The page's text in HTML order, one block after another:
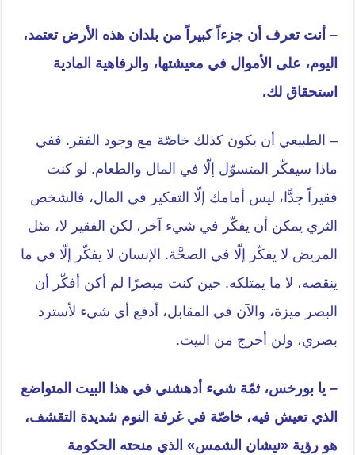
– أنت تعرف أن جزءاً كبيراً من بلدان هذه الأرض تعتمد،
اليوم، على الأموال في معيشتها، والرفاهية المادية
استحقاق لك.
– الطبيعي أن يكون كذلك خاصّة مع وجود الفقر. ففي
ماذا سيفكّر المتسوّل إلّا في المال والطعام. لو كنت
فقيراً جدًّا، ليس أمامك إلّا التفكير في المال، فالشخص
الثري يمكن أن يفكّر في شيء آخر، لكن الفقير لا، مثل
المريض لا يفكّر إلّا في الصحَّة. الإنسان لا يفكّر إلّا في ما
ينقصه، لا ما يمتلكه. حين كنت مبصرًا لم أكن أفكّر أن
البصر ميزة، والآن في المقابل، أدفع أي شيء لأسترد
بصري، ولن أخرج من البيت.
– يا بورخس، ثمّة شيء أدهشني في هذا البيت المتواضع
الذي تعيش فيه، خاصّة في غرفة النوم شديدة التقشف،
هو رؤية «نيشان الشمس» الذي منحته الحكومة